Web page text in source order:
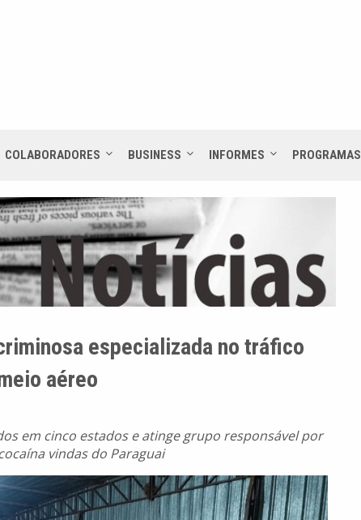
COLABORADORES BUSINESS INFORMES PROGRAMAS
especializada no tráfico
aéreo
em cinco estados e atinge grupo responsável por
vindas do Paraguai